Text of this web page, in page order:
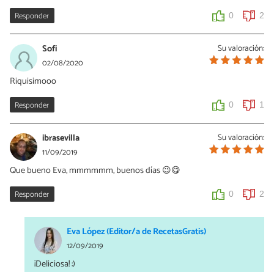
Responder 0 2
Su valoración:
Sofi
02/08/2020
Riquisimooo
Responder 0 1
Su valoración:
ibrasevilla
11/09/2019
Que bueno Eva, mmmmmm, buenos días 😉😋
Responder 0 2
Eva López (Editor/a de RecetasGratis)
12/09/2019
¡Deliciosa! :)